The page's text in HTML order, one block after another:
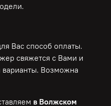
Вас способ оплаты.
свяжется с Вами и
Возможна
в Волжском